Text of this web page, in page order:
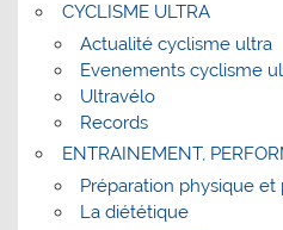
CYCLISME ULTRA
Actualité cyclisme ultra
Evenements cyclisme
Ultravélo
Records
ENTRAINEMENT,
Préparation physique
La diététique